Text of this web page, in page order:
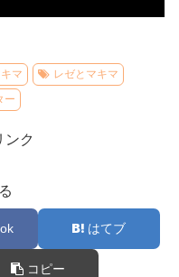
マ
レゼとマキマ
ー
ンク
はてブ
コピー